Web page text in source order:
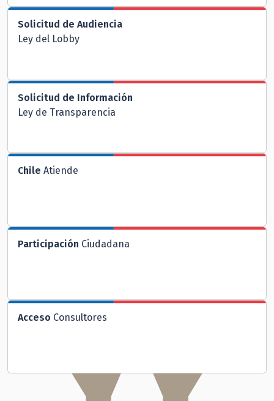
Solicitud de Audiencia
Ley del Lobby
Solicitud de Información
Ley de Transparencia
Chile Atiende
Participación Ciudadana
Acceso Consultores